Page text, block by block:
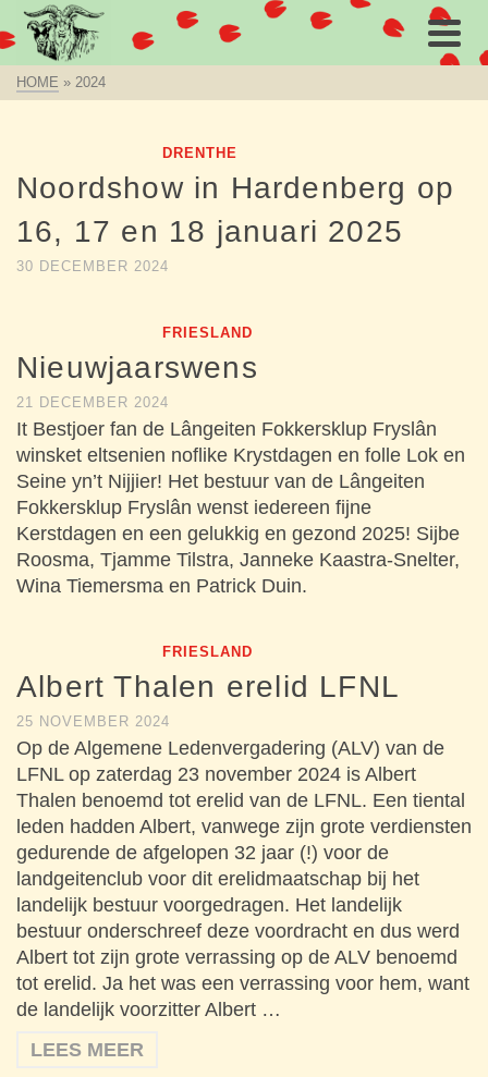
HOME » 2024
DRENTHE
Noordshow in Hardenberg op
16, 17 en 18 januari 2025
30 DECEMBER 2024
FRIESLAND
Nieuwjaarswens
21 DECEMBER 2024
It Bestjoer fan de Lângeiten Fokkersklup Fryslân
winsket eltsenien noflike Krystdagen en folle Lok en
Seine yn’t Nijjier! Het bestuur van de Lângeiten
Fokkersklup Fryslân wenst iedereen fijne
Kerstdagen en een gelukkig en gezond 2025! Sijbe
Roosma, Tjamme Tilstra, Janneke Kaastra-Snelter,
Wina Tiemersma en Patrick Duin.
FRIESLAND
Albert Thalen erelid LFNL
25 NOVEMBER 2024
Op de Algemene Ledenvergadering (ALV) van de
LFNL op zaterdag 23 november 2024 is Albert
Thalen benoemd tot erelid van de LFNL. Een tiental
leden hadden Albert, vanwege zijn grote verdiensten
gedurende de afgelopen 32 jaar (!) voor de
landgeitenclub voor dit erelidmaatschap bij het
landelijk bestuur voorgedragen. Het landelijk
bestuur onderschreef deze voordracht en dus werd
Albert tot zijn grote verrassing op de ALV benoemd
tot erelid. Ja het was een verrassing voor hem, want
de landelijk voorzitter Albert …
LEES MEER